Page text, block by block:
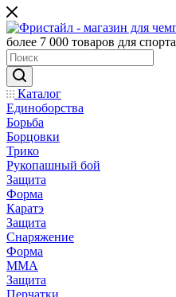
более 7 000 товаров для спорта
Каталог
Единоборства
Борьба
Борцовки
Трико
Рукопашный бой
Защита
Форма
Каратэ
Защита
Снаряжение
Форма
ММА
Защита
Перчатки